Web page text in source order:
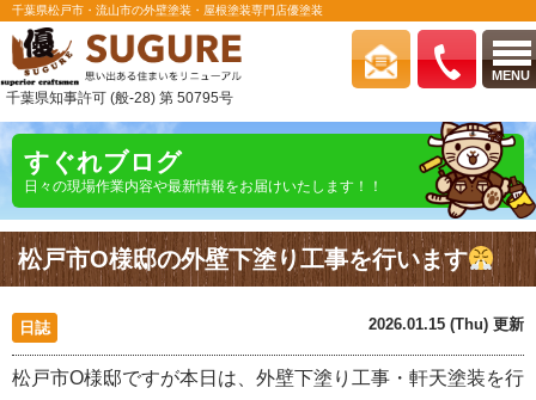
MENU
千葉県松戸市・流山市の外壁塗装・屋根塗装専門店優塗装
千葉県知事許可 (般-28) 第 50795号
すぐれブログ
日々の現場作業内容や最新情報をお届けいたします！！
松戸市O様邸の外壁下塗り工事を行います
日誌 2026.01.15 (Thu) 更新
松戸市O様邸ですが本日は、外壁下塗り工事・軒天塗装を行